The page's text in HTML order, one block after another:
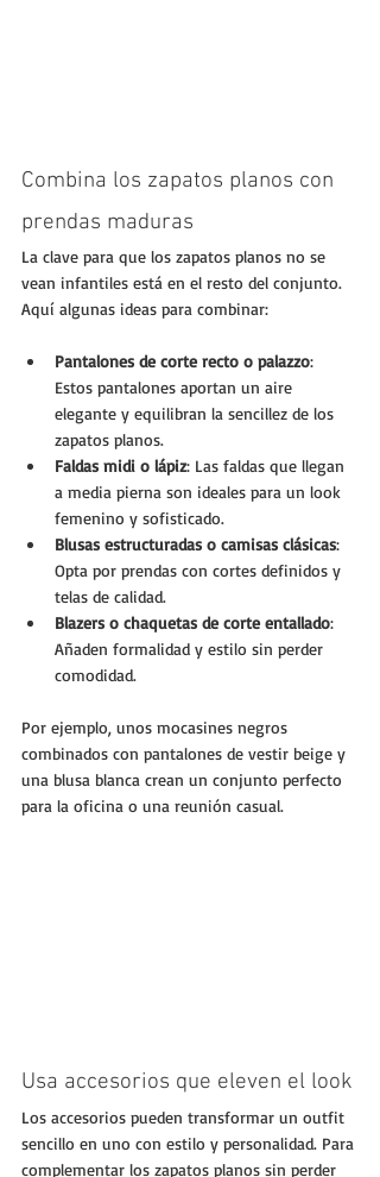
Combina los zapatos planos con
prendas maduras
La clave para que los zapatos planos no se
vean infantiles está en el resto del conjunto.
Aquí algunas ideas para combinar:
Pantalones de corte recto o palazzo:
Estos pantalones aportan un aire
elegante y equilibran la sencillez de los
zapatos planos.
Faldas midi o lápiz: Las faldas que llegan
a media pierna son ideales para un look
femenino y sofisticado.
Blusas estructuradas o camisas clásicas:
Opta por prendas con cortes definidos y
telas de calidad.
Blazers o chaquetas de corte entallado:
Añaden formalidad y estilo sin perder
comodidad.
Por ejemplo, unos mocasines negros
combinados con pantalones de vestir beige y
una blusa blanca crean un conjunto perfecto
para la oficina o una reunión casual.
Usa accesorios que eleven el look
Los accesorios pueden transformar un outfit
sencillo en uno con estilo y personalidad. Para
complementar los zapatos planos sin perder